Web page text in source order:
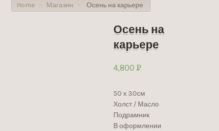
Home > Магазин > Осень на карьере
Осень на
карьере
4,800Р
50 х 30см
Холст / Масло
Подрамник
В оформлении